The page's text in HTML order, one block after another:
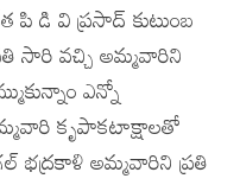
పి డి వి ప్రసాద్ కుటుంబ
సారి వచ్చి అమ్మవారిని
ఎన్నో
కృపాకటాక్షాలతో
భద్రకాళి అమ్మవారిని ప్రతి